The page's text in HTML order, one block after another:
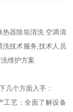
热器除垢清洗 空调清
洗技术服务,技术人员
维护方案
几个方面入手：
工艺：全面了解设备